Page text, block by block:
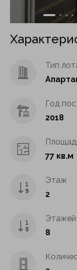
Тип
Год
2018
77 кв.м
Этаж
2
Этажей
8